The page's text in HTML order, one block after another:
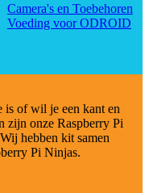
Camera's en Toebehoren
Voeding voor ODROID
is of wil je een kant en
zijn onze Raspberry Pi
hebben kit samen
Pi Ninjas.